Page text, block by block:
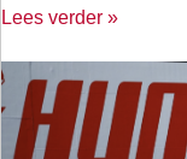
Lees verder »